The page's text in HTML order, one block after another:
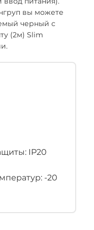
вы можете
черный с
(2м) Slim
IP20
-20